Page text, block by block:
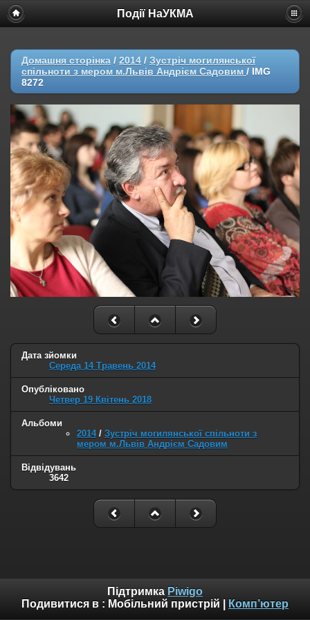
Події НаУКМА
Домашня сторінка / 2014 / Зустріч могилянської
спільноти з мером м.Львів Андрієм Садовим / IMG
8272
Дата зйомки
Середа 14 Травень 2014
Опубліковано
Четвер 19 Квітень 2018
Альбоми
2014/ Зустріч могилянської спільноти з
мером м.Львів Андрієм Садовим
Відвідувань
3642
Підтримка Piwigo
Подивитися в : Мобільний пристрій Комп’ютер